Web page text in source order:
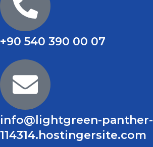
+90 540 390 00 07
info@lightgreen-panther-
114314.hostingersite.com